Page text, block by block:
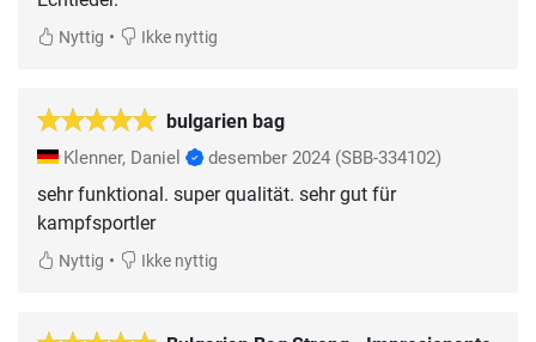
Nyttig • Ikke nyttig
bulgarien bag
Klenner, Daniel desember 2024 (SBB-334102)
sehr funktional. super qualität. sehr gut für
kampfsportler
Nyttig • Ikke nyttig